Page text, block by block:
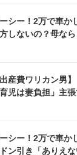
ーシー！2万で車か
しないの？母な
コマ母道場
出産費ワリカン男
児は妻負担」主
コマ母道場
ーシー！2万で車か
ン引き「ありえ